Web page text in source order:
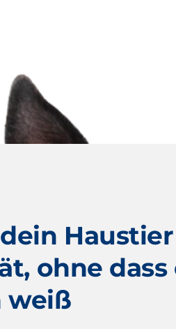
Haustier
ohne dass
weiß